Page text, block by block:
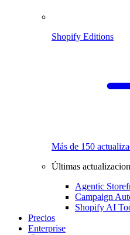
Shopify Editions
Más de 150
Últimas
Agentic
Campaign
Shopify AI
Precios
Enterprise